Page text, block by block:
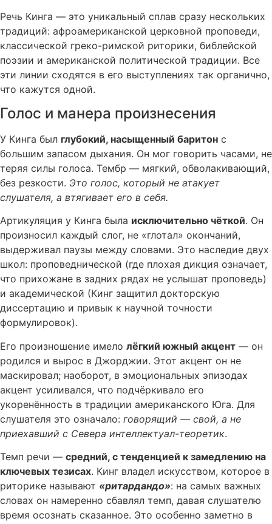
Речь Кинга — это уникальный сплав сразу нескольких
традиций: афроамериканской церковной проповеди,
классической греко-римской риторики, библейской
поэзии и американской политической традиции. Все
эти линии сходятся в его выступлениях так органично,
что кажутся одной.
Голос и манера произнесения
У Кинга был глубокий, насыщенный баритон с
большим запасом дыхания. Он мог говорить часами, не
теряя силы голоса. Тембр — мягкий, обволакивающий,
без резкости. Это голос, который не атакует
слушателя, а втягивает его в себя.
Артикуляция у Кинга была исключительно чёткой. Он
произносил каждый слог, не «глотал» окончаний,
выдерживал паузы между словами. Это наследие двух
школ: проповеднической (где плохая дикция означает,
что прихожане в задних рядах не услышат проповедь)
и академической (Кинг защитил докторскую
диссертацию и привык к научной точности
формулировок).
Его произношение имело лёгкий южный акцент — он
родился и вырос в Джорджии. Этот акцент он не
маскировал; наоборот, в эмоциональных эпизодах
акцент усиливался, что подчёркивало его
укоренённость в традиции американского Юга. Для
слушателя это означало: говорящий — свой, а не
приехавший с Севера интеллектуал-теоретик.
Темп речи — средний, с тенденцией к замедлению на
ключевых тезисах. Кинг владел искусством, которое в
риторике называют «ритардандо»: на самых важных
словах он намеренно сбавлял темп, давая слушателю
время осознать сказанное. Это особенно заметно в